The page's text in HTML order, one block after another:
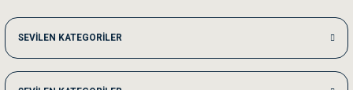
Me***** Ya******
Akşam verdiğim sipariş bir sonraki gün elime ulaştı. Jack russell köpeğim
SEVİLEN KATEGORİLER